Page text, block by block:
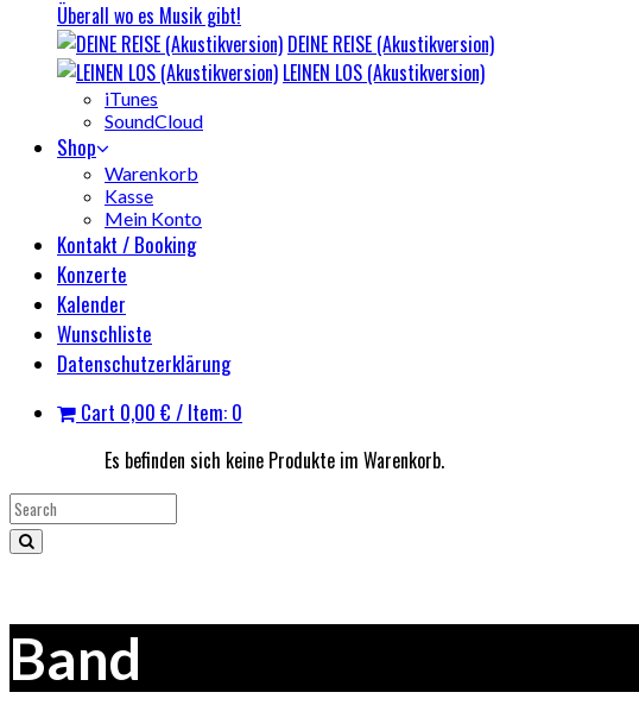
Überall wo es Musik gibt!
DEINE REISE (Akustikversion)
LEINEN LOS (Akustikversion)
iTunes
SoundCloud
Shop
Warenkorb
Kasse
Mein Konto
Kontakt / Booking
Konzerte
Kalender
Wunschliste
Datenschutzerklärung
Cart 0,00 € / Item: 0
Es befinden sich keine Produkte im Warenkorb.
Band